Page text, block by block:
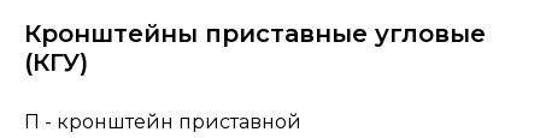
Кронштейны приставные угловые
(КГУ)
П - кронштейн приставной